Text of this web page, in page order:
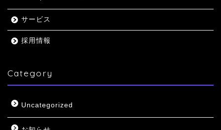
サービス
採用情報
Category
Uncategorized